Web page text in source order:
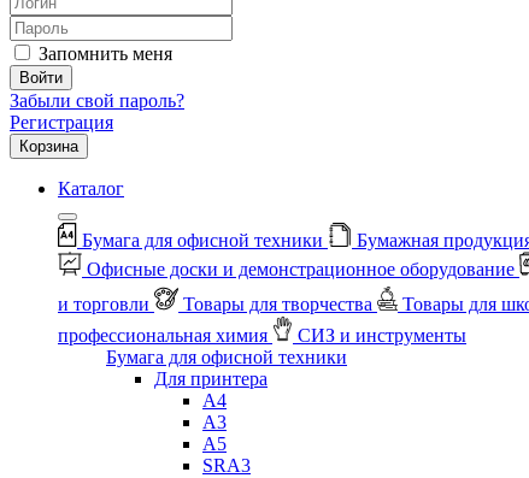
Запомнить меня
Войти
Забыли свой пароль?
Регистрация
Корзина
Каталог
Бумага для офисной техники Бумажная
Офисные доски и демонстрационное оборудование
и торговли
Товары для творчества Товары для
профессиональная химия
СИЗ и инструменты
Бумага для офисной техники
Для принтера
А4
А3
А5
SRA3